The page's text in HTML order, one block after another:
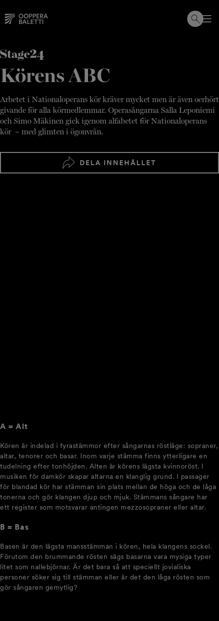
till
innehållet
Körens ABC
Arbetet i Nationaloperans kör kräver mycket men är även oerhört
givande för alla körmedlemmar. Operasångarna Salla Leponiemi
och Simo Mäkinen gick igenom alfabetet för Nationaloperans
kör – med glimten i ögonvrån.
DELA INNEHÅLLET
A = Alt
Kören är indelad i fyrastämmor efter sångarnas röstläge: sopraner,
altar, tenorer och basar. Inom varje stämma finns ytterligare en
tudelning efter tonhöjden. Alten är körens lägsta kvinnoröst. I
musiken för damkör skapar altarna en klanglig grund. I passager
för blandad kör har stämman sin plats mellan de höga och de låga
tonerna och gör klangen djup och mjuk. Stämmans sångare har
ett register som motsvarar antingen mezzosopraner eller altar.
B = Bas
Basen är den lägsta mansstämman i kören, hela klangens sockel.
Förutom den brummande rösten sägs basarna vara mysiga typer
litet som nallebjörnar. Är det bara så att speciellt jovialiska
personer söker sig till stämman eller är det den låga rösten som
gör sångaren gemytlig?